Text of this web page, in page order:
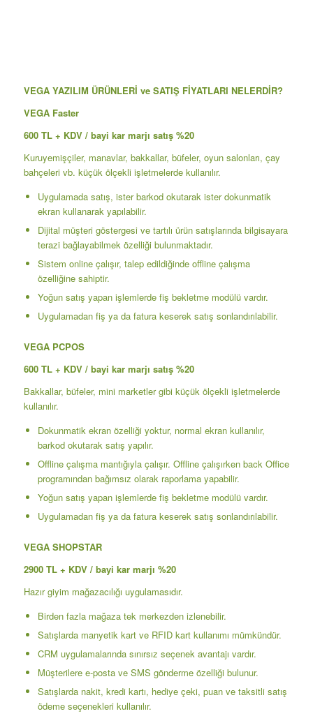
VEGA YAZILIM ÜRÜNLERİ ve SATIŞ FİYATLARI NELERDİR?
VEGA Faster
600 TL + KDV / bayi kar marjı satış %20
Kuruyemişçiler, manavlar, bakkallar, büfeler, oyun salonları, çay
bahçeleri vb. küçük ölçekli işletmelerde kullanılır.
Uygulamada satış, ister barkod okutarak ister dokunmatik
ekran kullanarak yapılabilir.
Dijital müşteri göstergesi ve tartılı ürün satışlarında bilgisayara
terazi bağlayabilmek özelliği bulunmaktadır.
Sistem online çalışır, talep edildiğinde offline çalışma
özelliğine sahiptir.
Yoğun satış yapan işlemlerde fiş bekletme modülü vardır.
Uygulamadan fiş ya da fatura keserek satış sonlandırılabilir.
VEGA PCPOS
600 TL + KDV / bayi kar marjı satış %20
Bakkallar, büfeler, mini marketler gibi küçük ölçekli işletmelerde
kullanılır.
Dokunmatik ekran özelliği yoktur, normal ekran kullanılır,
barkod okutarak satış yapılır.
Offline çalışma mantığıyla çalışır. Offline çalışırken back Office
programından bağımsız olarak raporlama yapabilir.
Yoğun satış yapan işlemlerde fiş bekletme modülü vardır.
Uygulamadan fiş ya da fatura keserek satış sonlandırılabilir.
VEGA SHOPSTAR
2900 TL + KDV / bayi kar marjı %20
Hazır giyim mağazacılığı uygulamasıdır.
Birden fazla mağaza tek merkezden izlenebilir.
Satışlarda manyetik kart ve RFID kart kullanımı mümkündür.
CRM uygulamalarında sınırsız seçenek avantajı vardır.
Müşterilere e-posta ve SMS gönderme özelliği bulunur.
Satışlarda nakit, kredi kartı, hediye çeki, puan ve taksitli satış
ödeme seçenekleri kullanılır.